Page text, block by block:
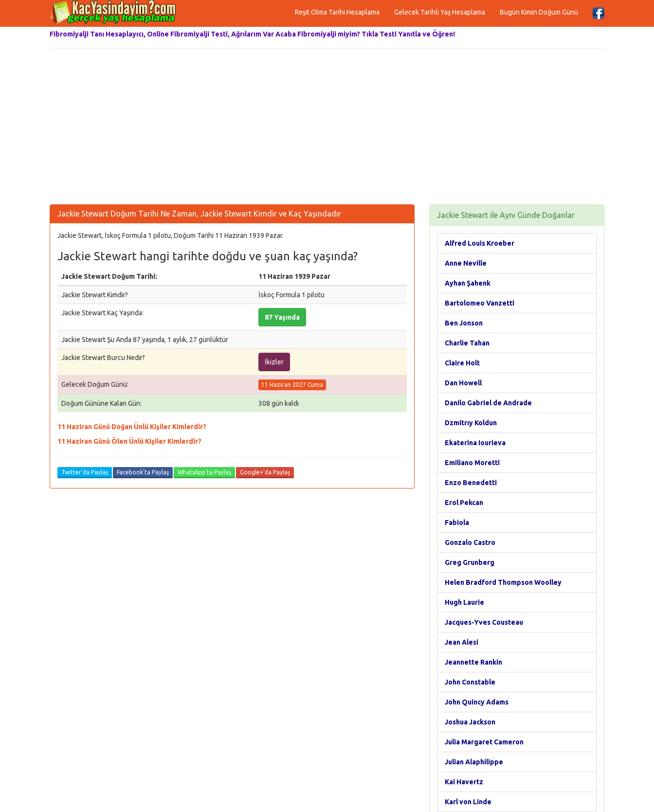
Reşit Olma Tarihi Hesaplama Gelecek Tarihli Yaş Hesaplama Bugün Kimin Doğum Günü
Fibromiyalji Tanı Hesaplayıcı, Online Fibromiyalji Testi, Ağrılarım Var Acaba Fibromiyalji miyim? Tıkla Testi Yanıtla ve Öğren!
Jackie Stewart Doğum Tarihi Ne Zaman, Jackie Stewart Kimdir ve Kaç Yaşındadır
Jackie Stewart, İskoç Formula 1 pilotu, Doğum Tarihi 11 Haziran 1939 Pazar.
Jackie Stewart hangi tarihte doğdu ve şuan kaç yaşında?
Jackie Stewart Doğum Tarihi: 11 Haziran 1939 Pazar
Jackie Stewart Kimdir? İskoç Formula 1 pilotu
Jackie Stewart Kaç Yaşında:
87 Yaşında
Jackie Stewart Şu Anda 87 yaşında, 1 aylık, 27 günlüktür
Jackie Stewart Burcu Nedir?
İkizler
Gelecek Doğum Günü: 11 Haziran 2027 Cuma
Doğum Gününe Kalan Gün: 308 gün kaldı
11 Haziran Günü Doğan Ünlü Kişiler Kimlerdir?
11 Haziran Günü Ölen Ünlü Kişiler Kimlerdir?
Twitter'da Paylaş Facebook'ta Paylaş WhatsApp'ta Paylaş Google+'da Paylaş
Jackie Stewart ile Aynı Günde Doğanlar
Alfred Louis Kroeber
Anne Neville
Ayhan Şahenk
Bartolomeo Vanzetti
Ben Jonson
Charlie Tahan
Claire Holt
Dan Howell
Danilo Gabriel de Andrade
Dzmitrıy Koldun
Ekaterina Iourieva
Emiliano Moretti
Enzo Benedetti
Erol Pekcan
Fabiola
Gonzalo Castro
Greg Grunberg
Helen Bradford Thompson Woolley
Hugh Laurie
Jacques-Yves Cousteau
Jean Alesi
Jeannette Rankin
John Constable
John Quincy Adams
Joshua Jackson
Julia Margaret Cameron
Julian Alaphilippe
Kai Havertz
Karl von Linde